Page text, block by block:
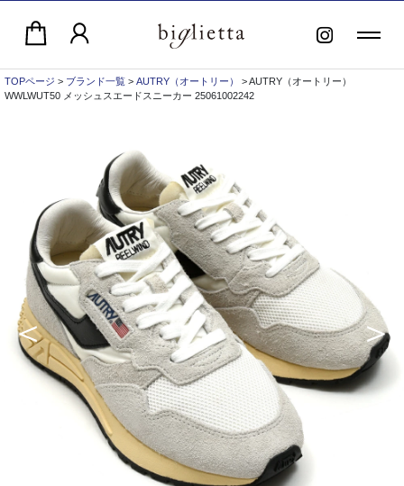
TOPページ > ブランド一覧 > AUTRY（オートリー）
> AUTRY（オートリー）
WWLWUT50 メッシュスエードスニーカー 25061002242